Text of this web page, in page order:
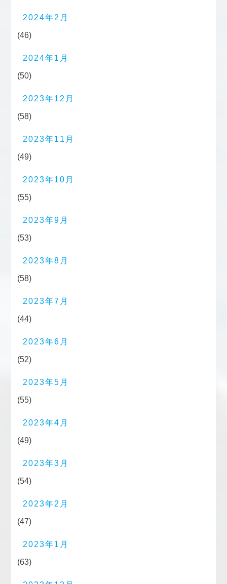
2024年2月
(46)
2024年1月
(50)
2023年12月
(58)
2023年11月
(49)
2023年10月
(55)
2023年9月
(53)
2023年8月
(58)
2023年7月
(44)
2023年6月
(52)
2023年5月
(55)
2023年4月
(49)
2023年3月
(54)
2023年2月
(47)
2023年1月
(63)